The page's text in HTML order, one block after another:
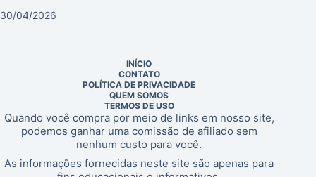
30/04/2026
INÍCIO
CONTATO
POLÍTICA DE PRIVACIDADE
QUEM SOMOS
TERMOS DE USO
Quando você compra por meio de links em nosso site,
podemos ganhar uma comissão de afiliado sem
nenhum custo para você.
As informações fornecidas neste site são apenas para